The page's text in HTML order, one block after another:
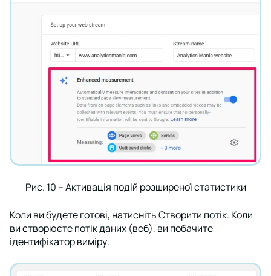
Рис. 10 – Активація подій розширеної статистики
Коли ви будете готові, натиснітьСтворити потік. Коли
ви створюєте потік даних (веб), ви побачите
ідентифікатор виміру.